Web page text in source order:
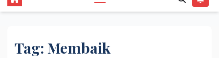
Tag: Membaik